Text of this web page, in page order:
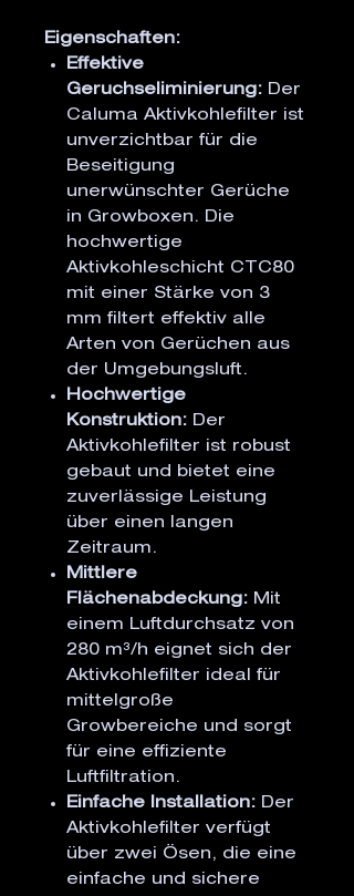
Eigenschaften:
Effektive
Geruchseliminierung: Der
Caluma Aktivkohlefilter ist
unverzichtbar für die
Beseitigung
unerwünschter Gerüche
in Growboxen. Die
hochwertige
Aktivkohleschicht CTC80
mit einer Stärke von 3
mm filtert effektiv alle
Arten von Gerüchen aus
der Umgebungsluft.
Hochwertige
Konstruktion: Der
Aktivkohlefilter ist robust
gebaut und bietet eine
zuverlässige Leistung
über einen langen
Zeitraum.
Mittlere
Flächenabdeckung: Mit
einem Luftdurchsatz von
280 m³/h eignet sich der
Aktivkohlefilter ideal für
mittelgroße
Growbereiche und sorgt
für eine effiziente
Luftfiltration.
Einfache Installation: Der
Aktivkohlefilter verfügt
über zwei Ösen, die eine
einfache und sichere